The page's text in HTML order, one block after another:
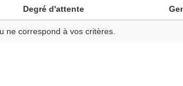
Degré d'attente
ne correspond à vos critères.